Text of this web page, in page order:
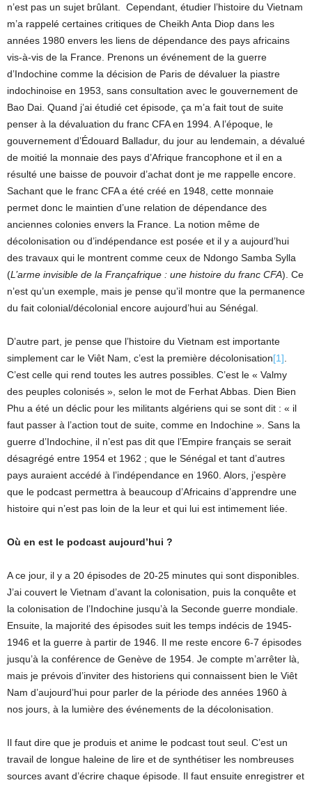
n’est pas un sujet brûlant. Cependant, étudier l’histoire du Vietnam
m’a rappelé certaines critiques de Cheikh Anta Diop dans les
années 1980 envers les liens de dépendance des pays africains
vis-à-vis de la France. Prenons un événement de la guerre
d’Indochine comme la décision de Paris de dévaluer la piastre
indochinoise en 1953, sans consultation avec le gouvernement de
Bao Dai. Quand j’ai étudié cet épisode, ça m’a fait tout de suite
penser à la dévaluation du franc CFA en 1994. A l’époque, le
gouvernement d’Édouard Balladur, du jour au lendemain, a dévalué
de moitié la monnaie des pays d’Afrique francophone et il en a
résulté une baisse de pouvoir d’achat dont je me rappelle encore.
Sachant que le franc CFA a été créé en 1948, cette monnaie
permet donc le maintien d’une relation de dépendance des
anciennes colonies envers la France. La notion même de
décolonisation ou d’indépendance est posée et il y a aujourd’hui
des travaux qui le montrent comme ceux de Ndongo Samba Sylla
(L’arme invisible de la Françafrique : une histoire du franc CFA). Ce
n’est qu’un exemple, mais je pense qu’il montre que la permanence
du fait colonial/décolonial encore aujourd’hui au Sénégal.
D’autre part, je pense que l’histoire du Vietnam est importante
simplement car le Viêt Nam, c’est la première décolonisation[1]
C’est celle qui rend toutes les autres possibles. C’est le « Valmy
des peuples colonisés », selon le mot de Ferhat Abbas. Dien Bien
Phu a été un déclic pour les militants algériens qui se sont dit : « il
faut passer à l’action tout de suite, comme en Indochine ». Sans la
guerre d’Indochine, il n’est pas dit que l’Empire français se serait
désagrégé entre 1954 et 1962 ; que le Sénégal et tant d’autres
pays auraient accédé à l’indépendance en 1960. Alors, j’espère
que le podcast permettra à beaucoup d’Africains d’apprendre une
histoire qui n’est pas loin de la leur et qui lui est intimement liée.
Où en est le podcast aujourd’hui ?
A ce jour, il y a 20 épisodes de 20-25 minutes qui sont disponibles.
J’ai couvert le Vietnam d’avant la colonisation, puis la conquête et
la colonisation de l’Indochine jusqu’à la Seconde guerre mondiale.
Ensuite, la majorité des épisodes suit les temps indécis de 1945-
1946 et la guerre à partir de 1946. Il me reste encore 6-7 épisodes
jusqu’à la conférence de Genève de 1954. Je compte m’arrêter là,
mais je prévois d’inviter des historiens qui connaissent bien le Viêt
Nam d’aujourd’hui pour parler de la période des années 1960 à
nos jours, à la lumière des événements de la décolonisation.
Il faut dire que je produis et anime le podcast tout seul. C’est un
travail de longue haleine de lire et de synthétiser les nombreuses
sources avant d’écrire chaque épisode. Il faut ensuite enregistrer et